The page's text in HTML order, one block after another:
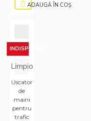
ADAUGĂ ÎN COŞ
INDISPONIBIL
Limpio
Uscator
de
maini
pentru
trafic